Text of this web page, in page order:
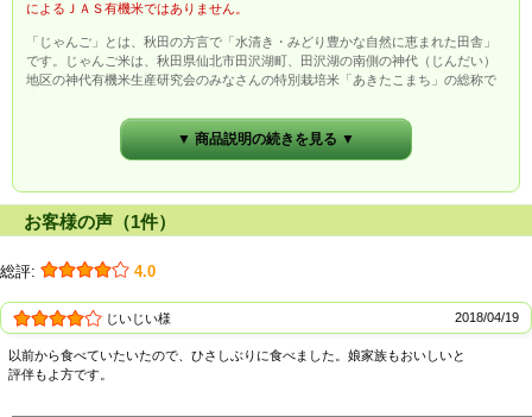
によるＪＡＳ有機米ではありません。
「じゃんご」とは、秋田の方言で「水清き・みどり豊かな自然に恵まれた田舎」
です。じゃんご米は、秋田県仙北市田沢湖町、田沢湖の南側の神代（じんだい）
地区の神代有機米生産研究会のみなさんの特別栽培米「あきたこまち」の総称で
▼ 商品説明の続きを見る ▼
お客様の声（1件）
総評: 4.0
じいじい様 2018/04/19
以前から食べていたいたので、ひさしぶりに食べました。娘家族もおいしいと
評伴もよ方です。